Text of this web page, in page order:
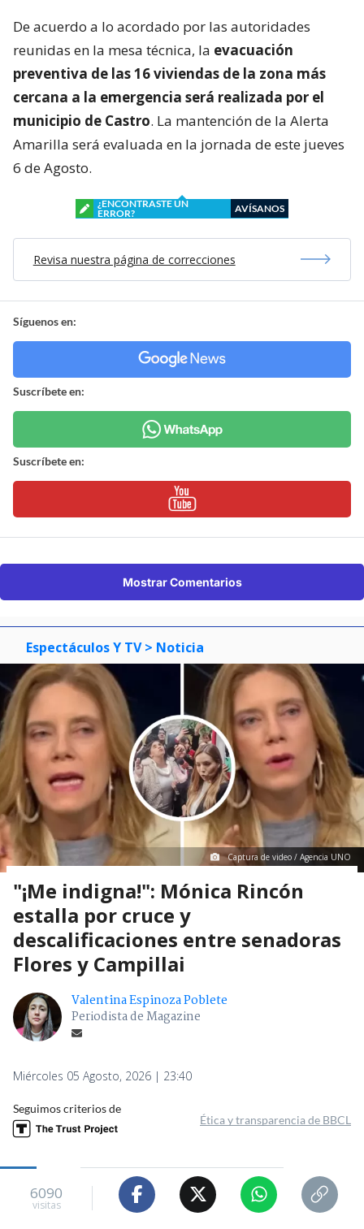
De acuerdo a lo acordado por las autoridades
reunidas en la mesa técnica, la evacuación
preventiva de las 16 viviendas de la zona más
cercana a la emergencia será realizada por el
municipio de Castro. La mantención de la Alerta
Amarilla será evaluada en la jornada de este jueves
6 de Agosto.
¿ENCONTRASTE UN
ERROR?
AVÍSANOS
Revisa nuestra página de correcciones
Síguenos en:
Suscríbete en:
Suscríbete en:
Mostrar Comentarios
Espectáculos Y TV > Noticia
Captura de video / Agencia UNO
"¡Me indigna!": Mónica Rincón
estalla por cruce y
descalificaciones entre senadoras
Flores y Campillai
Valentina Espinoza Poblete
Periodista de Magazine
Miércoles 05 Agosto, 2026 | 23:40
Seguimos criterios de
Ética y transparencia de BBCL
6090
visitas